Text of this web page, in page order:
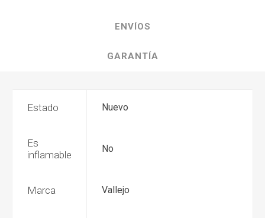
ENVÍOS
GARANTÍA
Estado Nuevo
Es
inflamable
No
Marca Vallejo